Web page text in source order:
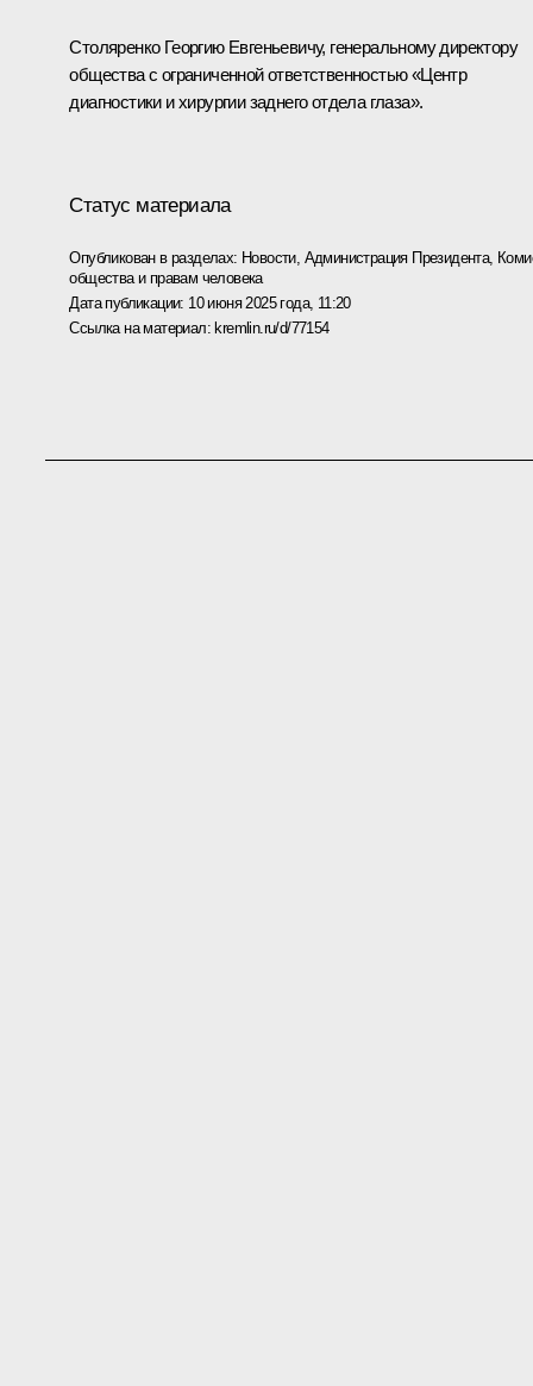
Столяренко Георгию Евгеньевичу, генеральному директору
общества с ограниченной ответственностью «Центр
диагностики и хирургии заднего отдела глаза».
Статус материала
Опубликован в разделах: Новости, Администрация Президента,
общества и правам человека
Дата публикации: 10 июня 2025 года, 11:20
Ссылка на материал: kremlin.ru/d/77154